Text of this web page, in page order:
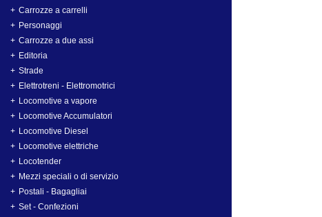
Carrozze a carrelli
Personaggi
Carrozze a due assi
Editoria
Strade
Elettrotreni - Elettromotrici
Locomotive a vapore
Locomotive Accumulatori
Locomotive Diesel
Locomotive elettriche
Locotender
Mezzi speciali o di servizio
Postali - Bagagliai
Set - Confezioni